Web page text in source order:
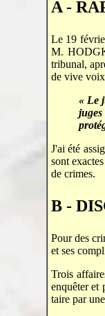
A -
Le 19
M.
tribunal,
de vive
« Le
J'ai été
sont
de crimes.
B -
Pour des
et ses
Trois
enquêter et
taire par